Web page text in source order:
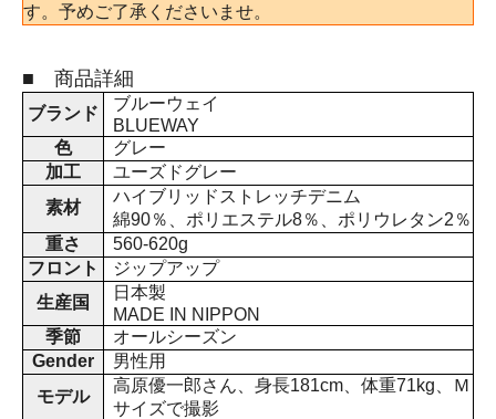
す。予めご了承くださいませ。
■ 商品詳細
ブランド
ブルーウェイ
BLUEWAY
色
グレー
加工
ユーズドグレー
素材
ハイブリッドストレッチデニム
綿90％、ポリエステル8％、ポリウレタン2％
重さ
560-620g
フロント
ジップアップ
生産国
日本製
MADE IN NIPPON
季節
オールシーズン
Gender
男性用
モデル
高原優一郎さん、身長181cm、体重71kg、Ｍ
サイズで撮影